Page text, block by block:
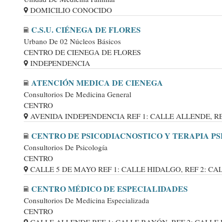
DOMICILIO CONOCIDO
C.S.U. CIÉNEGA DE FLORES
Urbano De 02 Núcleos Básicos
CENTRO DE CIENEGA DE FLORES
INDEPENDENCIA
ATENCIÓN MEDICA DE CIENEGA
Consultorios De Medicina General
CENTRO
AVENIDA INDEPENDENCIA REF 1: CALLE ALLENDE,
CENTRO DE PSICODIACNOSTICO Y TERAPIA
Consultorios De Psicología
CENTRO
CALLE 5 DE MAYO REF 1: CALLE HIDALGO, REF 2:
CENTRO MÉDICO DE ESPECIALIDADES
Consultorios De Medicina Especializada
CENTRO